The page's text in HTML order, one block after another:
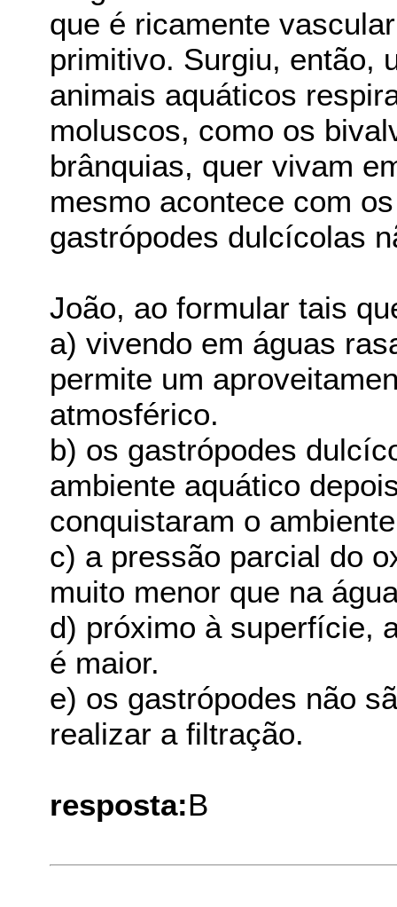
que é ricamente
primitivo. Surgiu, então,
animais aquáticos
moluscos, como os
brânquias, quer vivam
mesmo acontece com
gastrópodes dulcícolas
João, ao formular tais
a) vivendo em águas
permite um
atmosférico.
b) os gastrópodes
ambiente aquático
conquistaram o
c) a pressão parcial do
muito menor que na
d) próximo à superfície,
é maior.
e) os gastrópodes não
realizar a filtração.
resposta:B